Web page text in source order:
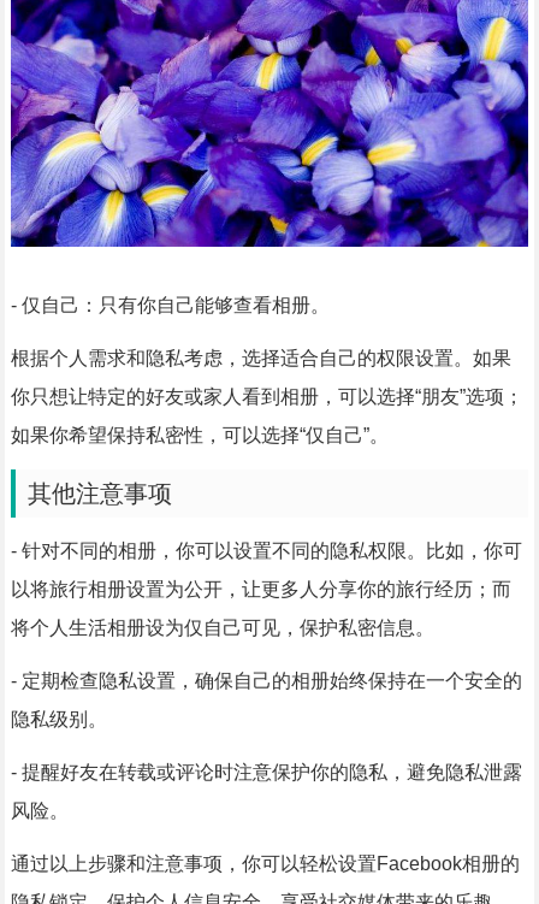
- 仅自己：只有你自己能够查看相册。
根据个人需求和隐私考虑，选择适合自己的权限设置。如果
你只想让特定的好友或家人看到相册，可以选择“朋友”选项；
如果你希望保持私密性，可以选择“仅自己”。
其他注意事项
- 针对不同的相册，你可以设置不同的隐私权限。比如，你可
以将旅行相册设置为公开，让更多人分享你的旅行经历；而
将个人生活相册设为仅自己可见，保护私密信息。
- 定期检查隐私设置，确保自己的相册始终保持在一个安全的
隐私级别。
- 提醒好友在转载或评论时注意保护你的隐私，避免隐私泄露
风险。
通过以上步骤和注意事项，你可以轻松设置Facebook相册的